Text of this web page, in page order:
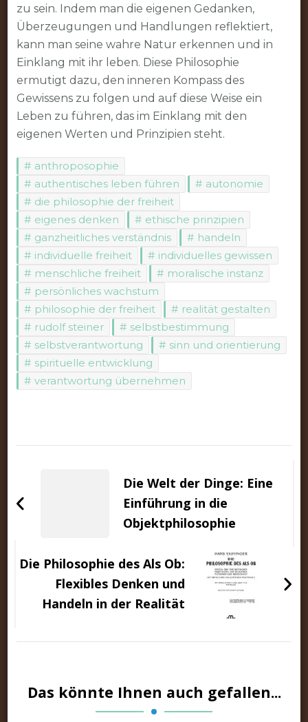
zu sein. Indem man die eigenen Gedanken,
Überzeugungen und Handlungen reflektiert,
kann man seine wahre Natur erkennen und in
Einklang mit ihr leben. Diese Philosophie
ermutigt dazu, den inneren Kompass des
Gewissens zu folgen und auf diese Weise ein
Leben zu führen, das im Einklang mit den
eigenen Werten und Prinzipien steht.
anthroposophie
authentisches leben führen
autonomie
die philosophie der freiheit
eigenes denken
ethische prinzipien
ganzheitliches verständnis
handeln
individuelle freiheit
individuelles gewissen
menschliche freiheit
moralische instanz
persönliches wachstum
philosophie der freiheit
realität gestalten
rudolf steiner
selbstbestimmung
selbstverantwortung
sinn und orientierung
spirituelle entwicklung
verantwortung übernehmen
Die Welt der Dinge: Eine
Einführung in die
Objektphilosophie
Die Philosophie des Als Ob:
Flexibles Denken und
Handeln in der Realität
Das könnte Ihnen auch gefallen...